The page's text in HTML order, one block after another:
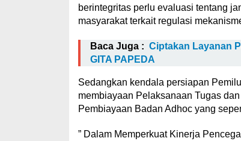
berintegritas perlu evaluasi tentang
masyarakat terkait regulasi
Baca Juga : Ciptakan Layanan
GITA PAPEDA
Sedangkan kendala persiapan
membiayaan Pelaksanaan Tugas
Pembiayaan Badan Adhoc yang
” Dalam Memperkuat Kinerja